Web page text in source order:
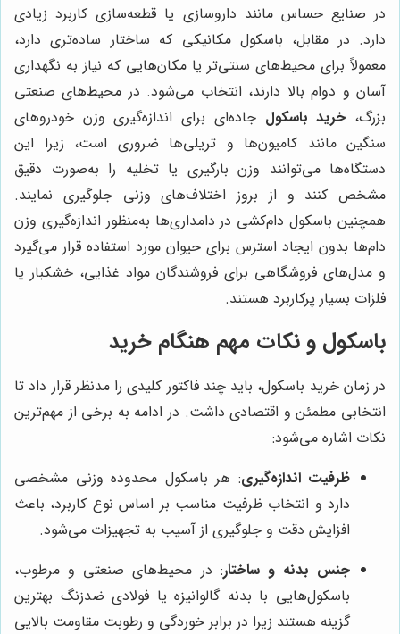
در صنایع حساس مانند داروسازی یا قطعه‌سازی کاربرد زیادی
دارد. در مقابل، باسکول مکانیکی که ساختار ساده‌تری دارد،
معمولاً برای محیط‌های سنتی‌تر یا مکان‌هایی که نیاز به نگهداری
آسان و دوام بالا دارند، انتخاب می‌شود. در محیط‌های صنعتی
بزرگ، خرید باسکول جاده‌ای برای اندازه‌گیری وزن خودروهای
سنگین مانند کامیون‌ها و تریلی‌ها ضروری است، زیرا این
دستگاه‌ها می‌توانند وزن بارگیری یا تخلیه را به‌صورت دقیق
مشخص کنند و از بروز اختلاف‌های وزنی جلوگیری نمایند.
همچنین باسکول دام‌کشی در دامداری‌ها به‌منظور اندازه‌گیری وزن
دام‌ها بدون ایجاد استرس برای حیوان مورد استفاده قرار می‌گیرد
و مدل‌های فروشگاهی برای فروشندگان مواد غذایی، خشکبار یا
فلزات بسیار پرکاربرد هستند.
باسکول و نکات مهم هنگام خرید
در زمان خرید باسکول، باید چند فاکتور کلیدی را مدنظر قرار داد تا
انتخابی مطمئن و اقتصادی داشت. در ادامه به برخی از مهم‌ترین
نکات اشاره می‌شود:
ظرفیت اندازه‌گیری: هر باسکول محدوده وزنی مشخصی
دارد و انتخاب ظرفیت مناسب بر اساس نوع کاربرد، باعث
افزایش دقت و جلوگیری از آسیب به تجهیزات می‌شود.
جنس بدنه و ساختار: در محیط‌های صنعتی و مرطوب،
باسکول‌هایی با بدنه گالوانیزه یا فولادی ضدزنگ بهترین
گزینه هستند زیرا در برابر خوردگی و رطوبت مقاومت بالایی